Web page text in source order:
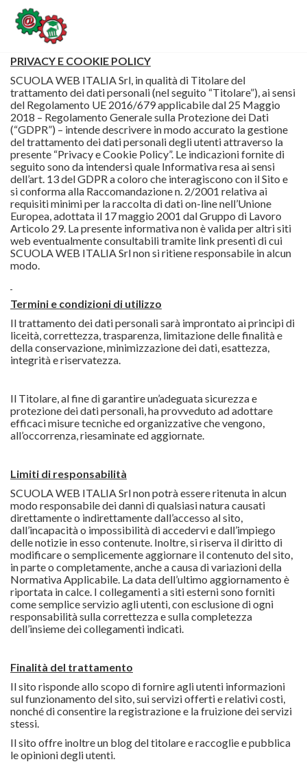
PRIVACY E COOKIE POLICY
SCUOLA WEB ITALIA Srl, in qualità di Titolare del
trattamento dei dati personali (nel seguito “Titolare”), ai sensi
del Regolamento UE 2016/679 applicabile dal 25 Maggio
2018 – Regolamento Generale sulla Protezione dei Dati
(“GDPR”) – intende descrivere in modo accurato la gestione
del trattamento dei dati personali degli utenti attraverso la
presente “Privacy e Cookie Policy”. Le indicazioni fornite di
seguito sono da intendersi quale Informativa resa ai sensi
dell’art. 13 del GDPR a coloro che interagiscono con il Sito e
si conforma alla Raccomandazione n. 2/2001 relativa ai
requisiti minimi per la raccolta di dati on-line nell’Unione
Europea, adottata il 17 maggio 2001 dal Gruppo di Lavoro
Articolo 29. La presente informativa non è valida per altri siti
web eventualmente consultabili tramite link presenti di cui
SCUOLA WEB ITALIA Srl non si ritiene responsabile in alcun
modo.
Termini e condizioni di utilizzo
Il trattamento dei dati personali sarà improntato ai principi di
liceità, correttezza, trasparenza, limitazione delle finalità e
della conservazione, minimizzazione dei dati, esattezza,
integrità e riservatezza.
Il Titolare, al fine di garantire un’adeguata sicurezza e
protezione dei dati personali, ha provveduto ad adottare
efficaci misure tecniche ed organizzative che vengono,
all’occorrenza, riesaminate ed aggiornate.
Limiti di responsabilità
SCUOLA WEB ITALIA Srl non potrà essere ritenuta in alcun
modo responsabile dei danni di qualsiasi natura causati
direttamente o indirettamente dall’accesso al sito,
dall’incapacità o impossibilità di accedervi e dall’impiego
delle notizie in esso contenute. Inoltre, si riserva il diritto di
modificare o semplicemente aggiornare il contenuto del sito,
in parte o completamente, anche a causa di variazioni della
Normativa Applicabile. La data dell’ultimo aggiornamento è
riportata in calce. I collegamenti a siti esterni sono forniti
come semplice servizio agli utenti, con esclusione di ogni
responsabilità sulla correttezza e sulla completezza
dell’insieme dei collegamenti indicati.
Finalità del trattamento
Il sito risponde allo scopo di fornire agli utenti informazioni
sul funzionamento del sito, sui servizi offerti e relativi costi,
nonché di consentire la registrazione e la fruizione dei servizi
stessi.
Il sito offre inoltre un blog del titolare e raccoglie e pubblica
le opinioni degli utenti.